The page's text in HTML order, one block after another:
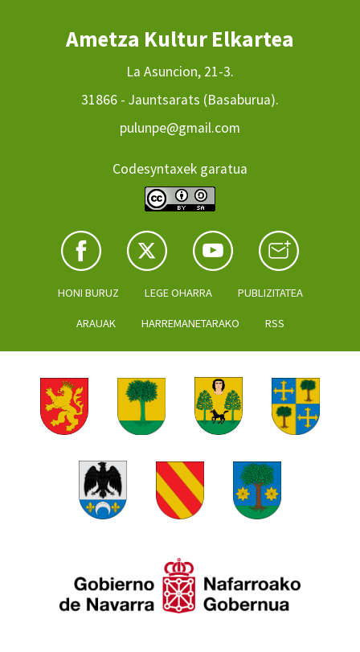
Ametza Kultur Elkartea
La Asuncion, 21-3.
31866 - Jauntsarats (Basaburua).
pulunpe@gmail.com
Codesyntaxek garatua
HONI BURUZ LEGE OHARRA PUBLIZITATEA
ARAUAK HARREMANETARAKO RSS